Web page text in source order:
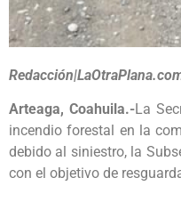
Arteaga, Coahuila.-La
incendio forestal en la
debido al siniestro, la
con el objetivo de